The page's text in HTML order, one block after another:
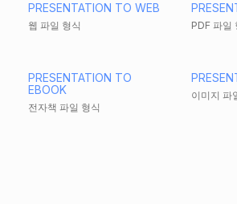
PRESENTATION TO WEB
웹 파일 형식 PDF 파일
PRESENTATION TO
EBOOK
전자책 파일 형식
이미지 파